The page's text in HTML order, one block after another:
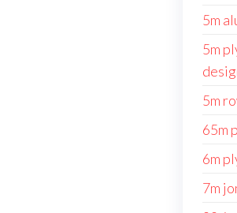
5m
5m
5m
65m
6m
7m